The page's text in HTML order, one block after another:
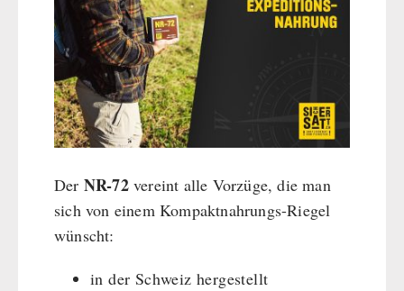
Der NR-72vereint alle Vorzüge, die man
sich von einem Kompaktnahrungs-Riegel
wünscht:
in der Schweiz hergestellt